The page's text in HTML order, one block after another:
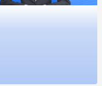
经营了